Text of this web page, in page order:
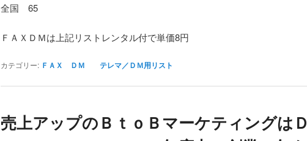
全国 65
ＦＡＸＤＭは上記リストレンタル付で単価8円
カテゴリー: ＦＡＸ ＤＭ テレマ／ＤＭ用リスト
売上アップのＢｔｏＢマーケティングはＤ